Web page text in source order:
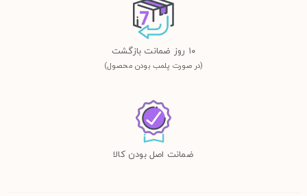
١٠ روز ضمانت بازگشت
(در صورت پلمب بودن محصول)
ضمانت اصل بودن کالا